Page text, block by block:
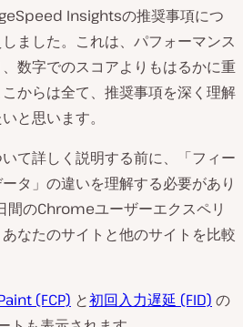
Insightsの推奨事項につ
ました。これは、パフォーマンス
数字でのスコアよりもはるかに重
からは全て、推奨事項を深く理解
と思います。
て詳しく説明する前に、「フィー
タ」の違いを理解する必要があり
間のChromeユーザーエクスペリ
なたのサイトと他のサイトを比較
(FCP) と初回入力遅延 (FID) の